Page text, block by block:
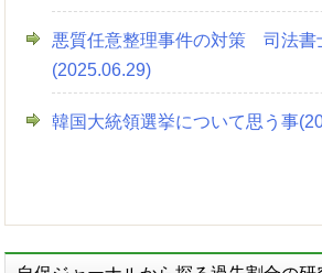
悪質任意整理事件の対策 司法書
(2025.06.29)
韓国大統領選挙について思う事